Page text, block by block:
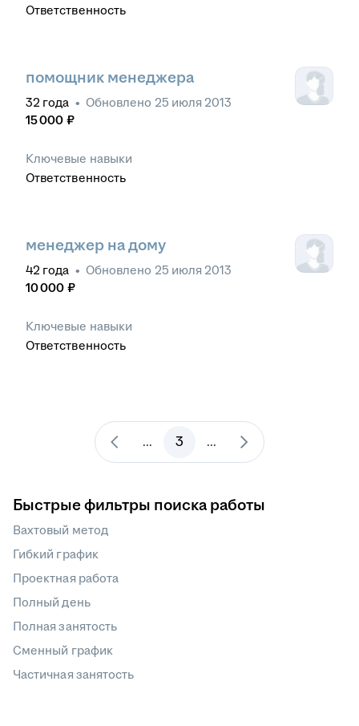
Ответственность
помощник менеджера
32 года • Обновлено 25 июля 2013
15 000 ₽
Ключевые навыки
Ответственность
менеджер на дому
42 года • Обновлено 25 июля 2013
10 000 ₽
Ключевые навыки
Ответственность
... 3 ...
Быстрые фильтры поиска работы
Вахтовый метод
Гибкий график
Проектная работа
Полный день
Полная занятость
Сменный график
Частичная занятость